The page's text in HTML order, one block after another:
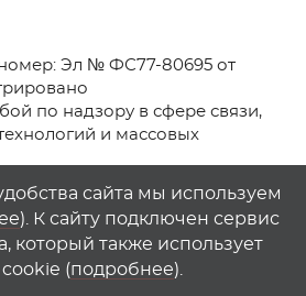
Эл № ФС77-80695 от
по надзору в сфере связи,
и массовых
Ростовский» (2021-2025)
материалов сайта возможно
гиперссылки на1rostov.tv
сайта мы используем
). К сайту подключен сервис
который также использует
(подробнее).